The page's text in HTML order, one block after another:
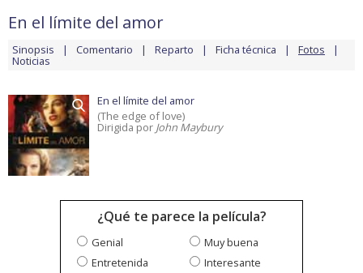
En el límite del amor
Sinopsis Comentario Reparto Ficha técnica Fotos
Noticias
En el límite del amor
(The edge of love)
Dirigida por John Maybury
¿Qué te parece la película?
Genial
Muy buena
Entretenida
Interesante